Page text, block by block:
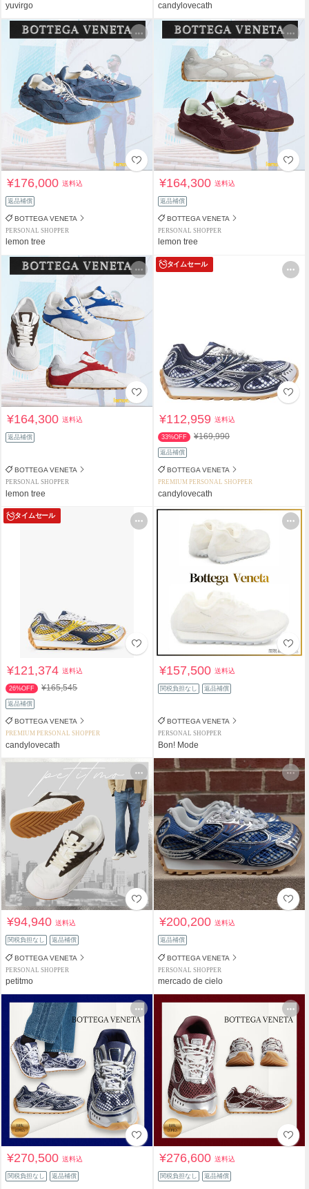
yuvirgo candylovecath
¥176,000送料込
返品補償
BOTTEGA VENETA
PERSONAL SHOPPER
lemon tree
¥164,300送料込
返品補償
BOTTEGA VENETA
PERSONAL SHOPPER
lemon tree
¥164,300送料込
返品補償
BOTTEGA VENETA
PERSONAL SHOPPER
lemon tree
タイムセール
¥112,959送料込
33%OFF ¥169,990
返品補償
BOTTEGA VENETA
PREMIUM PERSONAL SHOPPER
candylovecath
タイムセール
¥121,374送料込
26%OFF ¥165,545
返品補償
BOTTEGA VENETA
PREMIUM PERSONAL SHOPPER
candylovecath
¥157,500送料込
関税負担なし 返品補償
BOTTEGA VENETA
PERSONAL SHOPPER
Bon! Mode
¥94,940送料込
関税負担なし 返品補償
BOTTEGA VENETA
PERSONAL SHOPPER
petitmo
¥200,200送料込
返品補償
BOTTEGA VENETA
PERSONAL SHOPPER
mercado de cielo
¥270,500送料込
関税負担なし 返品補償
¥276,600送料込
関税負担なし 返品補償